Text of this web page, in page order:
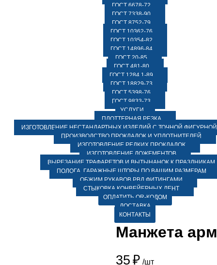
ГОСТ 6678-72
ГОСТ 7338-90
ГОСТ 8752-79
ГОСТ 10362-76
ГОСТ 10354-82
ГОСТ 14896-84
ГОСТ 20-85
ГОСТ 481-80
ГОСТ 1284.1-89
ГОСТ 18829-73
ГОСТ 5398-76
ГОСТ 9833-73
УСЛУГИ
ПЛОТТЕРНАЯ РЕЗКА
ИЗГОТОВЛЕНИЕ НЕСТАНДАРТНЫХ ИЗДЕЛИЙ С ТОЧНОЙ ФИГУРНОЙ
ПРОИЗВОДСТВО ПРОКЛАДОК И УПЛОТНИТЕЛЕЙ
ИЗГОТОВЛЕНИЕ РЕДКИХ ПРОКЛАДОК
ИЗГОТОВЛЕНИЕ ЛОЖЕМЕНТОВ
ВЫРЕЗАНИЕ ТРАФАРЕТОВ И ВЫТЫНАНОК К ПРАЗДНИКАМ
ПОЛОГА, ГАРАЖНЫЕ ШТОРЫ ПО ВАШИМ РАЗМЕРАМ
ОБЖИМ РУКАВОВ РВД ФИТИНГАМИ
СТЫКОВКА КОНВЕЙЕРНЫХ ЛЕНТ
ОПЛАТИТЬ QR-КОДОМ
ДОСТАВКА
КОНТАКТЫ
Манжета
35 ₽ /шт